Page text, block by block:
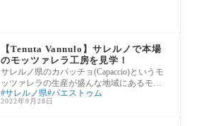
【Tenuta Vannulo】サレルノで本場
のモッツァレラ工房を見学！
サレルノ県のカパッチョ(Capaccio)というモ
ッツァレラの生産が盛んな地域にあるモッ
ツァレラ工房、ヴァンヌーロ(Tenuta Vannul
o)。大量生
サレルノ県 パエストゥム
2022年9月28日